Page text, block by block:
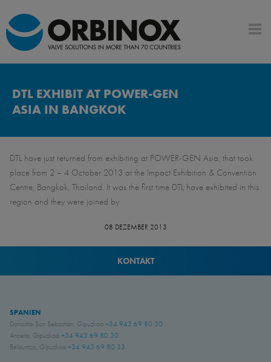
DTL EXHIBIT AT POWER-GEN
ASIA IN BANGKOK
DTL have just returned from exhibiting at POWER-GEN Asia, that took
place from 2 – 4 October 2013 at the Impact Exhibition & Convention
Centre, Bangkok, Thailand. It was the first time DTL have exhibited in this
region and they were joined by
08 DEZEMBER 2013
KONTAKT
SPANIEN
Donostia-San Sebastián, Gipuzkoa +34 943 69 80 30
Anoeta, Gipuzkoa +34 943 69 80 30
Belauntza, Gipuzkoa +34 943 69 80 33